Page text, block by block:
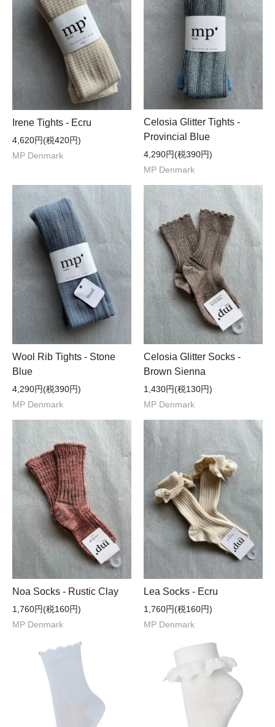
Irene Tights - Ecru
4,620円(税420円)
MP Denmark
Celosia Glitter Tights -
Provincial Blue
4,290円(税390円)
MP Denmark
Wool Rib Tights - Stone
Blue
4,290円(税390円)
MP Denmark
Celosia Glitter Socks -
Brown Sienna
1,430円(税130円)
MP Denmark
Noa Socks - Rustic Clay
1,760円(税160円)
MP Denmark
Lea Socks - Ecru
1,760円(税160円)
MP Denmark